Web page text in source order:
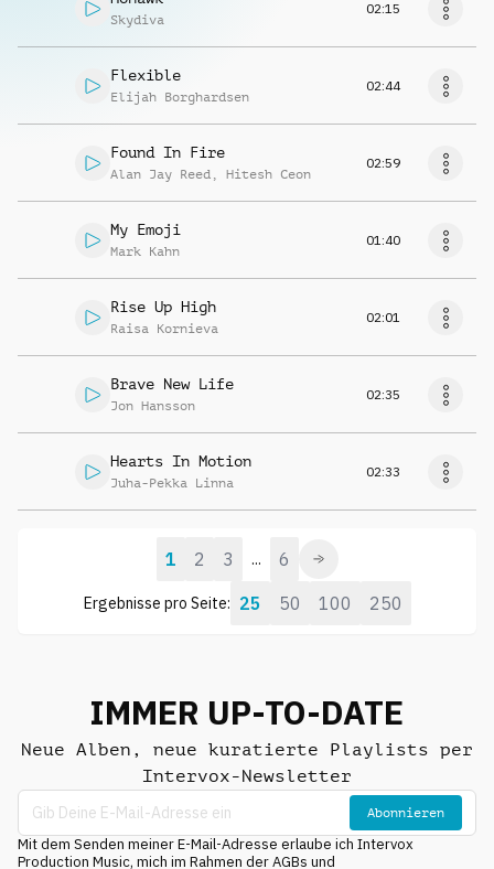
Skydiva
02:15
Flexible
Elijah Borghardsen
02:44
Found In Fire
Alan Jay Reed , Hitesh Ceon
02:59
My Emoji
Mark Kahn
01:40
Rise Up High
Raisa Kornieva
02:01
Brave New Life
Jon Hansson
02:35
Hearts In Motion
Juha-Pekka Linna
02:33
Ergebnisse pro Seite: 25 50 100 250
1 2 3 ... 6
IMMER UP-TO-DATE
Neue Alben, neue kuratierte Playlists per
Intervox-Newsletter
Abonnieren
Mit dem Senden meiner E-Mail-Adresse erlaube ich Intervox
Production Music, mich im Rahmen der AGBs und